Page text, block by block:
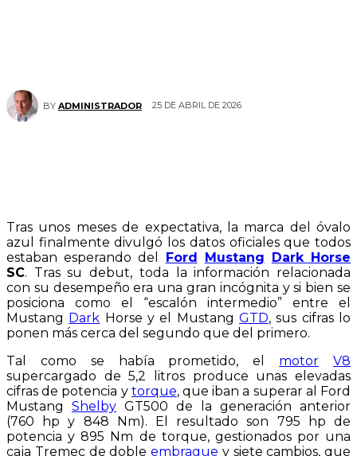
BY ADMINISTRADOR 25 DE ABRIL DE 2026
Tras unos meses de expectativa, la marca del óvalo
azul finalmente divulgó los datos oficiales que todos
estaban esperando del Ford Mustang Dark Horse
SC. Tras su debut, toda la información relacionada
con su desempeño era una gran incógnita y si bien se
posiciona como el “escalón intermedio” entre el
Mustang Dark Horse y el MustangGTD, sus cifras lo
ponen más cerca del segundo que del primero.
Tal como se había prometido, el motor
V8
supercargado de 5,2 litros produce unas elevadas
cifras de potencia y torque, que iban a superar al Ford
Mustang Shelby GT500 de la generación anterior
(760 hp y 848 Nm). El resultado son 795 hp de
potencia y 895 Nm de torque, gestionados por una
caja Tremec de doble embrague y siete cambios, que